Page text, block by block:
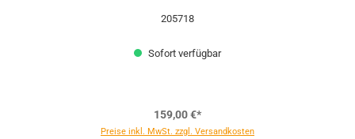
205718
Sofort verfügbar
159,00 €*
Preise inkl. MwSt. zzgl. Versandkosten